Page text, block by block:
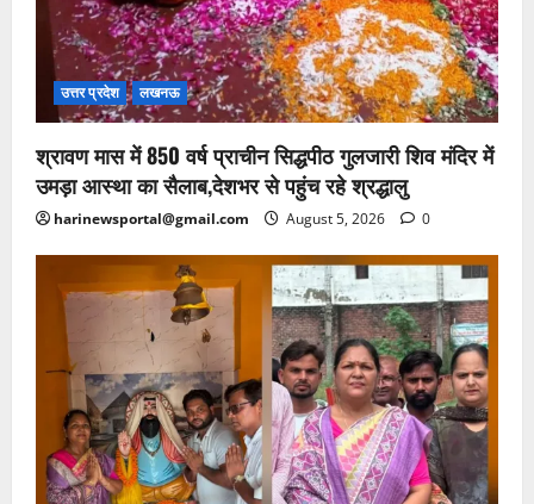
उत्तर प्रदेश लखनऊ
श्रावण मास में 850 वर्ष प्राचीन सिद्धपीठ गुलजारी शिव मंदिर में
उमड़ा आस्था का सैलाब,देशभर से पहुंच रहे श्रद्धालु
harinewsportal@gmail.com August 5, 2026 0